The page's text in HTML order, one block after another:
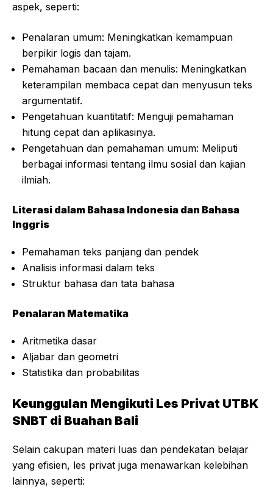
aspek, seperti:
Penalaran umum: Meningkatkan kemampuan
berpikir logis dan tajam.
Pemahaman bacaan dan menulis: Meningkatkan
keterampilan membaca cepat dan menyusun teks
argumentatif.
Pengetahuan kuantitatif: Menguji pemahaman
hitung cepat dan aplikasinya.
Pengetahuan dan pemahaman umum: Meliputi
berbagai informasi tentang ilmu sosial dan kajian
ilmiah.
Literasi dalam Bahasa Indonesia dan Bahasa
Inggris
Pemahaman teks panjang dan pendek
Analisis informasi dalam teks
Struktur bahasa dan tata bahasa
Penalaran Matematika
Aritmetika dasar
Aljabar dan geometri
Statistika dan probabilitas
Keunggulan Mengikuti Les Privat UTBK
SNBT di Buahan Bali
Selain cakupan materi luas dan pendekatan belajar
yang efisien, les privat juga menawarkan kelebihan
lainnya, seperti: